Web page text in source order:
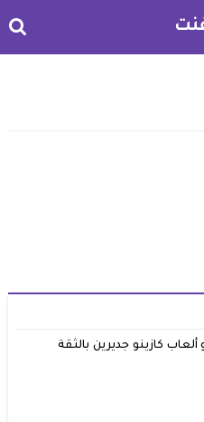
ألعاب كازينو جديرين بالثقة